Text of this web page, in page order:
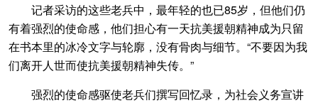
记者采访的这些老兵中，最年轻的也已85岁，但他们仍
有着强烈的使命感，他们担心有一天抗美援朝精神成为只留
在书本里的冰冷文字与轮廓，没有骨肉与细节。“不要因为我
们离开人世而使抗美援朝精神失传。”
强烈的使命感驱使老兵们撰写回忆录，为社会义务宣讲